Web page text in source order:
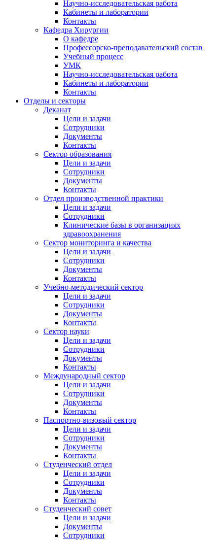
Научно-исследовательская работа
Кабинеты и лаборатории
Контакты
Кафедра Хирургии
О кафедре
Профессорско-преподавательский состав
Учебный процесс
УМК
Научно-исследовательская работа
Кабинеты и лаборатории
Контакты
Отделы и секторы
Деканат
Цели и задачи
Сотрудники
Документы
Контакты
Сектор образования
Цели и задачи
Сотрудники
Документы
Контакты
Отдел производственной практики
Цели и задачи
Сотрудники
Клинические базы в организациях
здравоохранения
Сектор мониторинга и качества
Цели и задачи
Сотрудники
Документы
Контакты
Учебно-методический сектор
Цели и задачи
Сотрудники
Документы
Контакты
Сектор науки
Цели и задачи
Сотрудники
Документы
Контакты
Международный сектор
Цели и задачи
Сотрудники
Документы
Контакты
Паспортно-визовый сектор
Цели и задачи
Сотрудники
Документы
Контакты
Студенческий отдел
Цели и задачи
Сотрудники
Документы
Контакты
Студенческий совет
Цели и задачи
Документы
Сотрудники